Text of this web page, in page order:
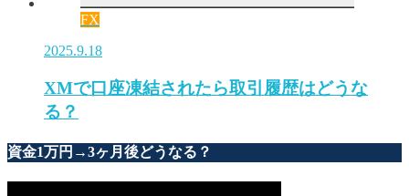
FX
2025.9.18
XMで口座凍結されたら取引履歴はどうな
る？
資金1万円→3ヶ月後どうなる？